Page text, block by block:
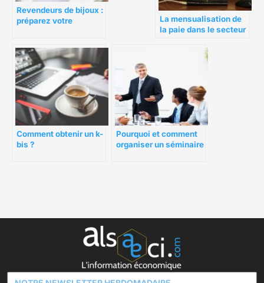
Revendeurs de bijoux :
préparez votre
La mensualisation de
la paie dans le secteur
Comment obtenir un k-
bis ?
Pourquoi et comment
organiser un séminaire